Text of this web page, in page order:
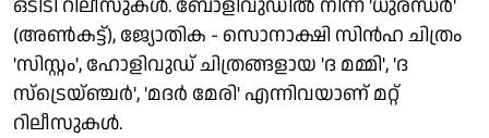
ഒടിടി റിലീസുകൾ. ബോളിവുഡിൽ നിന്ന് 'ധുരന്ധർ'
(അൺകട്ട്), ജ്യോതിക - സൊനാക്ഷി സിൻഹ ചിത്രം
'സിസ്റ്റം', ഹോളിവുഡ് ചിത്രങ്ങളായ 'ദ മമ്മി', 'ദ
സ്ട്രെയ്ഞ്ചർ', 'മദർ മേരി' എന്നിവയാണ് മറ്റ്
റിലീസുകൾ.